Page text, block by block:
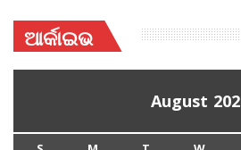
ଆର୍କାଇଭ
August